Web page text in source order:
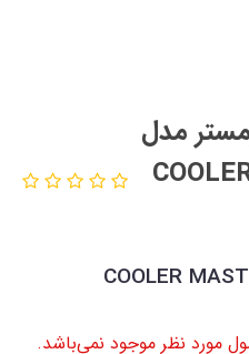
کولرمستر مدل
COOLER
مورد نظر موجود نمی‌باشد.